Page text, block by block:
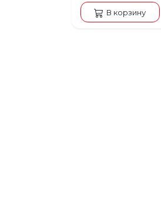
В корзину